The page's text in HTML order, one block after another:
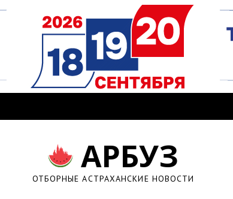
АРБУЗ
ОТБОРНЫЕ АСТРАХАНСКИЕ НОВОСТИ